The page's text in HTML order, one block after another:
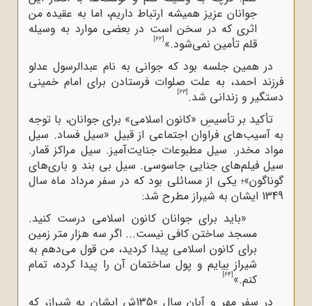
جوانان عزیز همیشه ارتباط داریم،‌ اما به عقیده من
اثری که در سخن است در بعضی موارد به وسیله
قلم تأمین نمی‌شود.»[62]
در همین جلسه بود که جوانی به نام عبدالرسول عدلو
فرزند احمد، به علت صلوات فرستادن برای امام خمینی
دستگیر و زندانی شد.[63]
تأکید بر تأسیسِ «کانون اسلامی» برای جوانان، با توجه
به آسیب‌های فراوان اجتماعی از قبیل «سیل فساد. سیل
مواد مخدر. سیل مطبوعات جنایت‌آمیز. سیل مراکز قمار.
سیل فیلم‌های جنایی جاسوسی. سیل بی ‌بند و باری‌های
گوناگون»؛ یکی از مسائلی بود که در سفر مرداد ماه سال
1349 ایشان به شیراز مطرح شد:
«باید برای جوانان کانون اسلامی درست کنید.
مسجد ساختن کافی نیست... اگر سه هزار متر زمین
برای کانون اسلامی پیدا کردید، من قول می‌دهم به
شیراز بیایم و پول ساختمان آن را پیدا کرده، تمام
کنم.»[64]
در سفر مهر و آبان سال 1350ش ایشان به شیراز، که